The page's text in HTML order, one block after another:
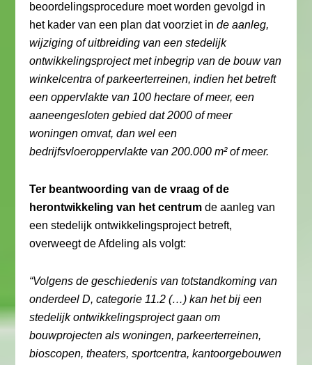
beoordelingsprocedure moet worden gevolgd in
het kader van een plan dat voorziet inde aanleg,
wijziging of uitbreiding van een stedelijk
ontwikkelingsproject met inbegrip van de bouw van
winkelcentra of parkeerterreinen, indien het betreft
een oppervlakte van 100 hectare of meer, een
aaneengesloten gebied dat 2000 of meer
woningen omvat, dan wel een
bedrijfsvloeroppervlakte van 200.000 m² of meer.
Ter beantwoording van de vraag of de
herontwikkeling van het centrumde aanleg van
een stedelijk ontwikkelingsproject betreft,
overweegt de Afdeling als volgt:
“Volgens de geschiedenis van totstandkoming van
onderdeel D, categorie 11.2 (…) kan het bij een
stedelijk ontwikkelingsproject gaan om
bouwprojecten als woningen, parkeerterreinen,
bioscopen, theaters, sportcentra, kantoorgebouwen